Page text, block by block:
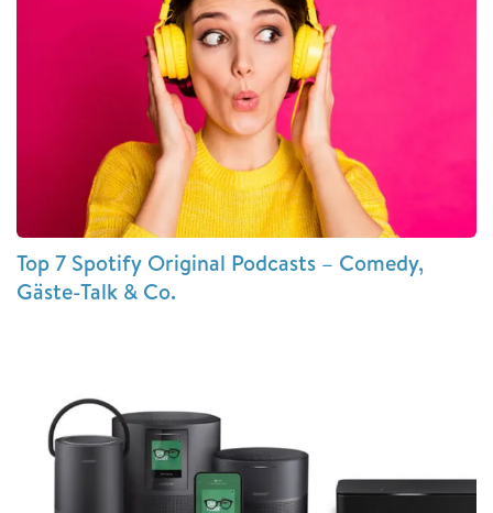
Top 7 Spotify Original Podcasts – Comedy,
Gäste-Talk & Co.